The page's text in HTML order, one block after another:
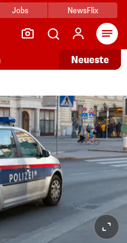
Jobs NewsFlix
Neueste